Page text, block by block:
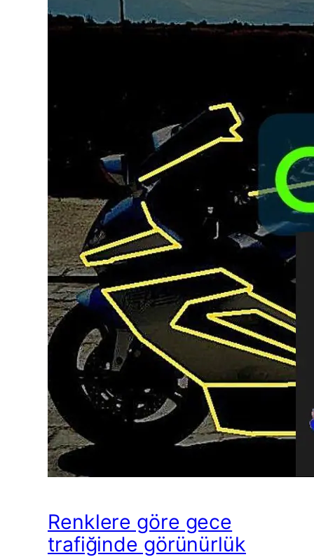
Renklere göre gece
trafiğinde görünürlük